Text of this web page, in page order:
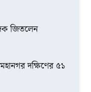
জিতলেন
মহানগর দক্ষিণের ৫১